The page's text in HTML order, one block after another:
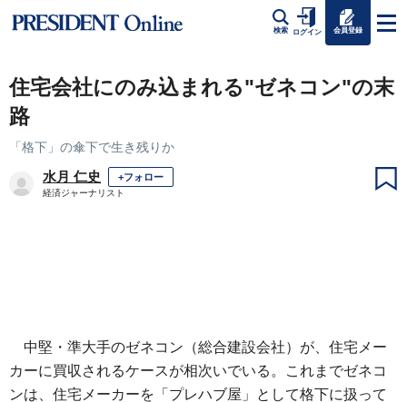
検索 ログイン 会員登録
住宅会社にのみ込まれる"ゼネコン"の末
路
「格下」の傘下で生き残りか
水月 仁史 +フォロー
経済ジャーナリスト
中堅・準大手のゼネコン（総合建設会社）が、住宅メー
カーに買収されるケースが相次いでいる。これまでゼネコ
ンは、住宅メーカーを「プレハブ屋」として格下に扱って